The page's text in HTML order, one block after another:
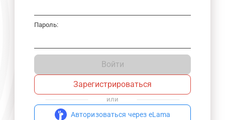
Пароль:
Войти
Зарегистрироваться
или
Авторизоваться через eLama